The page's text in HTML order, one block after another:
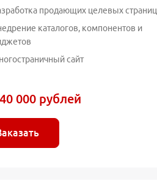
продающих целевых страниц
каталогов, компонентов и
сайт
000 рублей